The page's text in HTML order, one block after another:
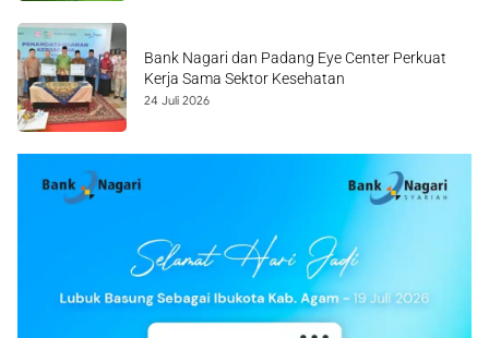
Bank Nagari dan Padang Eye Center Perkuat
Kerja Sama Sektor Kesehatan
24 Juli 2026